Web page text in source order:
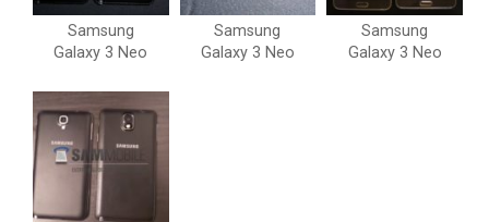
Samsung
Galaxy 3 Neo
Samsung
Galaxy 3 Neo
Samsung
Galaxy 3 Neo